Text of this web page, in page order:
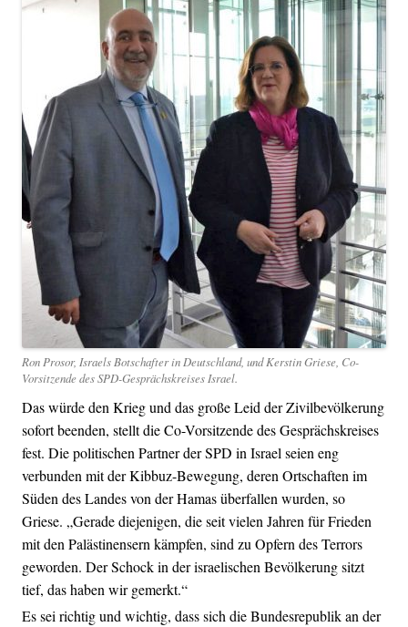
Ron Prosor, Israels Botschafter in Deutschland, und Kerstin Griese, Co-
Vorsitzende des SPD-Gesprächskreises Israel.
Das würde den Krieg und das große Leid der Zivilbevölkerung
sofort beenden, stellt die Co-Vorsitzende des Gesprächskreises
fest. Die politischen Partner der SPD in Israel seien eng
verbunden mit der Kibbuz-Bewegung, deren Ortschaften im
Süden des Landes von der Hamas überfallen wurden, so
Griese. „Gerade diejenigen, die seit vielen Jahren für Frieden
mit den Palästinensern kämpfen, sind zu Opfern des Terrors
geworden. Der Schock in der israelischen Bevölkerung sitzt
tief, das haben wir gemerkt.“
Es sei richtig und wichtig, dass sich die Bundesrepublik an der